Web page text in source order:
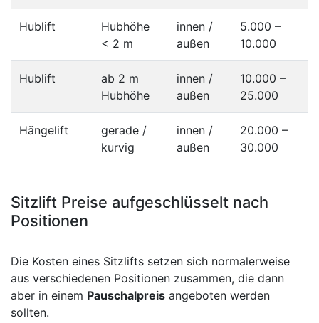
Hublift
Hubhöhe
< 2 m
innen /
außen
5.000 –
10.000
Hublift
ab 2 m
Hubhöhe
innen /
außen
10.000 –
25.000
Hängelift
gerade /
kurvig
innen /
außen
20.000 –
30.000
Sitzlift Preise aufgeschlüsselt nach
Positionen
Die Kosten eines Sitzlifts setzen sich normalerweise
aus verschiedenen Positionen zusammen, die dann
aber in einem Pauschalpreis angeboten werden
sollten.